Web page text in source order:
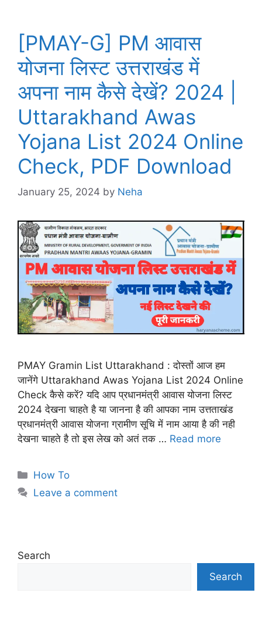
[PMAY-G] PM आवास
योजना लिस्ट उत्तराखंड में
अपना नाम कैसे देखें? 2024 |
Uttarakhand Awas
Yojana List 2024 Online
Check, PDF Download
January 25, 2024 by Neha
PMAY Gramin List Uttarakhand : दोस्तों आज हम
जानेंगे Uttarakhand Awas Yojana List 2024 Online
Check कैसे करें? यदि आप प्रधानमंत्री आवास योजना लिस्ट
2024 देखना चाहते है या जानना है की आपका नाम उत्तताखंड
प्रधानमंत्री आवास योजना ग्रामीण सूचि में नाम आया है की नही
देखना चाहते है तो इस लेख को अतं तक … Read more
Categories
How To
Leave a comment
Search
Search